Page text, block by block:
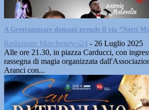
A Grottammare domani prende il via “Notti
Redazione Marchenews24 - 26 Luglio 2025
Alle ore 21.30, in piazza Carducci, con
rassegna di magia organizzata
Aranci con...